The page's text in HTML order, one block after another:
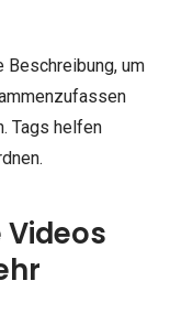
Beschreibung, um
Tags helfen
Videos